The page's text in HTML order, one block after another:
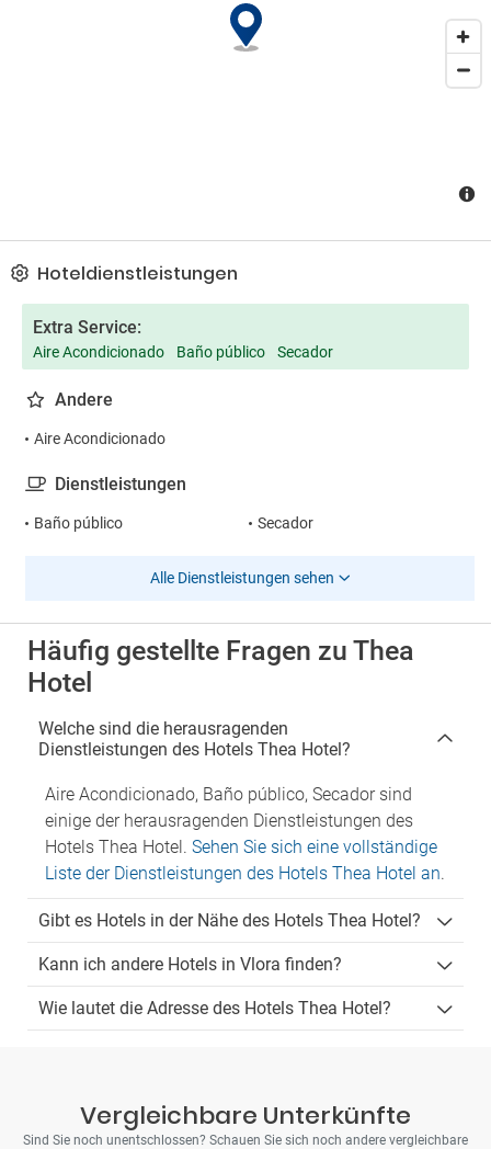
Hoteldienstleistungen
Extra Service:
Aire Acondicionado Baño público Secador
Andere
Aire Acondicionado
Dienstleistungen
Baño público Secador
Alle Dienstleistungen sehen
Häufig gestellte Fragen zu Thea
Hotel
Welche sind die herausragenden
Dienstleistungen des Hotels Thea Hotel?
Aire Acondicionado, Baño público, Secador sind
einige der herausragenden Dienstleistungen des
Hotels Thea Hotel. Sehen Sie sich eine vollständige
Liste der Dienstleistungen des Hotels Thea Hotel an.
Gibt es Hotels in der Nähe des Hotels Thea Hotel?
Kann ich andere Hotels in Vlora finden?
Wie lautet die Adresse des Hotels Thea Hotel?
Vergleichbare Unterkünfte
Sind Sie noch unentschlossen? Schauen Sie sich noch andere vergleichbare